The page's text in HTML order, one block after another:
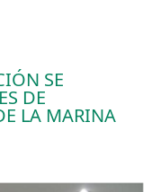
SE
DE
LA MARINA